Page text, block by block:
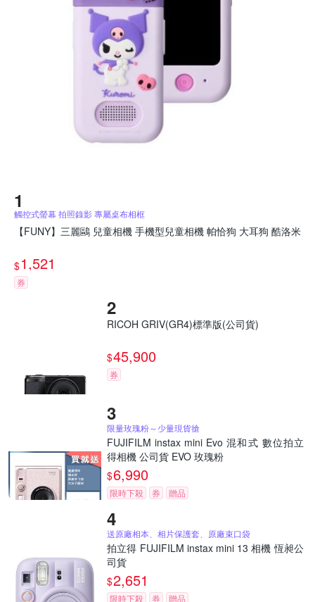
觸控式螢幕 拍照錄影 專屬桌布相框
【FUNY】三麗鷗 兒童相機 手機型兒童相機 帕恰狗 大耳狗 酷洛米
$1,521
券
RICOH GRIV(GR4)標準版(公司貨)
$45,900
券
限量玫瑰粉～少量現貨搶
FUJIFILM instax mini Evo 混和式 數位拍立
得相機 公司貨 EVO 玫瑰粉
$6,990
限時下殺 券 贈品
送原廠相本、相片保護套、原廠束口袋
拍立得 FUJIFILM instax mini 13 相機 恆昶公
司貨
$2,651
限時下殺 券 贈品